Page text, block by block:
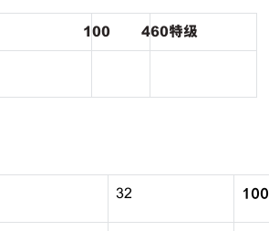
100 460特级
32 100